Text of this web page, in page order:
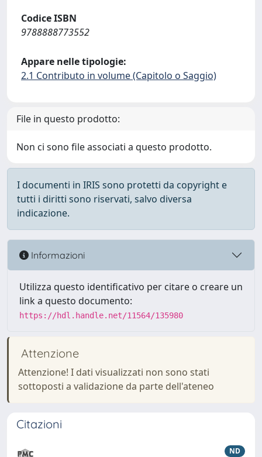
Codice ISBN
9788888773552
Appare nelle tipologie:
2.1 Contributo in volume (Capitolo o Saggio)
File in questo prodotto:
Non ci sono file associati a questo prodotto.
I documenti in IRIS sono protetti da copyright e
tutti i diritti sono riservati, salvo diversa
indicazione.
Informazioni
Utilizza questo identificativo per citare o creare un
link a questo documento:
https://hdl.handle.net/11564/135980
Attenzione
Attenzione! I dati visualizzati non sono stati
sottoposti a validazione da parte dell'ateneo
Citazioni
ND